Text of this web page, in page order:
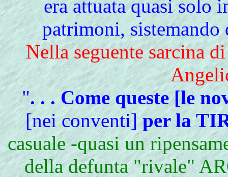
era attuata quasi solo
patrimoni,
Nella seguente sarcina
". . . Come queste [le
[nei conventi]per la
casuale -quasi un
della defunta "rivale"